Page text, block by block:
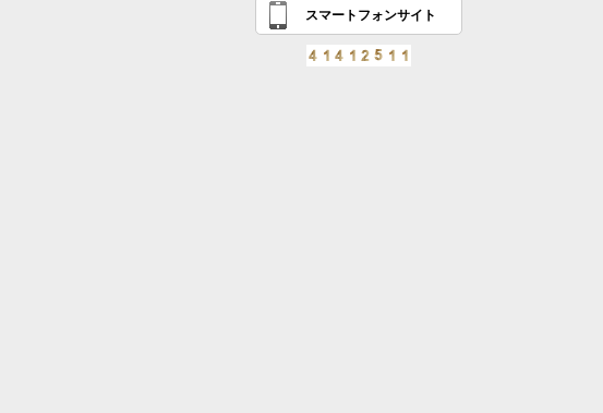
スマートフォンサイト